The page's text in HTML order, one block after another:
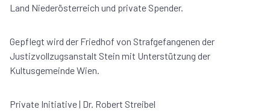
Land Niederösterreich und private Spender.
Gepflegt wird der Friedhof von Strafgefangenen der
Justizvollzugsanstalt Stein mit Unterstützung der
Kultusgemeinde Wien.
Private Initiative | Dr. Robert Streibel